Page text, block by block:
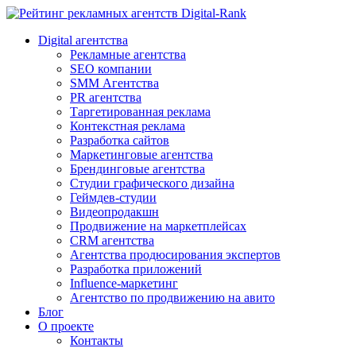
Digital-Rank
Digital агентства
Рекламные агентства
SEO компании
SMM Агентства
PR агентства
Таргетированная реклама
Контекстная реклама
Разработка сайтов
Маркетинговые агентства
Брендинговые агентства
Студии графического дизайна
Геймдев-студии
Видеопродакшн
Продвижение на маркетплейсах
CRM агентства
Агентства продюсирования экспертов
Разработка приложений
Influence-маркетинг
Агентство по продвижению на авито
Блог
О проекте
Контакты